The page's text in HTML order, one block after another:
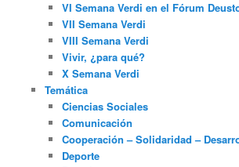
VI Semana Verdi en el Fórum
VII Semana Verdi
VIII Semana Verdi
Vivir, ¿para qué?
X Semana Verdi
Temática
Ciencias Sociales
Comunicación
Cooperación – Solidaridad –
Deporte